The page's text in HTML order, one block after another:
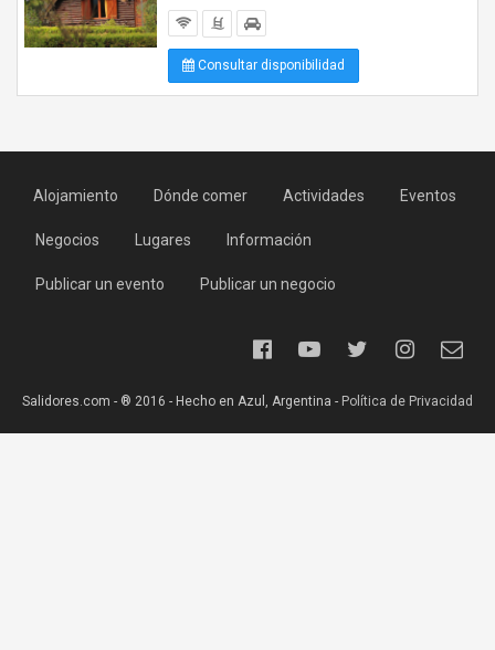
Consultar disponibilidad
Alojamiento Dónde comer Actividades Eventos
Negocios Lugares Información
Publicar un evento Publicar un negocio
Salidores.com - ® 2016 - Hecho en Azul, Argentina - Política de Privacidad